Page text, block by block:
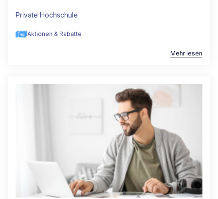
Private Hochschule
Aktionen & Rabatte
Mehr lesen